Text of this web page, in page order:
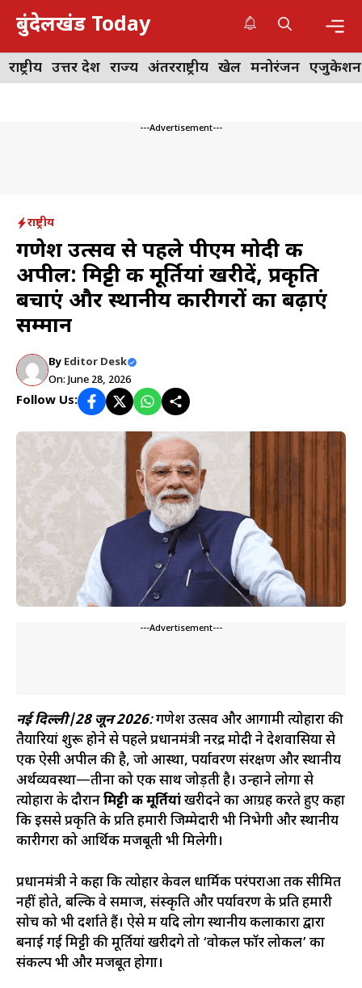
Skip
content
बुंदेलखंड Today
राष्ट्रीय उत्तर प्रदेश राज्य अंतरराष्ट्रीय खेल मनोरंजन एजुकेशन
---Advertisement---
राष्ट्रीय
गणेश उत्सव से पहले पीएम मोदी की
अपील: मिट्टी की मूर्तियां खरीदें, प्रकृति
बचाएं और स्थानीय कारीगरों का बढ़ाएं
सम्मान
By Editor Desk
On: June 28, 2026
Follow Us:
---Advertisement---
नई दिल्ली|28 जून 2026:गणेश उत्सव और आगामी त्योहारों की
तैयारियां शुरू होने से पहले प्रधानमंत्री नरेंद्र मोदी ने देशवासियों से
एक ऐसी अपील की है, जो आस्था, पर्यावरण संरक्षण और स्थानीय
अर्थव्यवस्था—तीनों को एक साथ जोड़ती है। उन्होंने लोगों से
त्योहारों के दौरानमिट्टी की मूर्तियांखरीदने का आग्रह करते हुए कहा
कि इससे प्रकृति के प्रति हमारी जिम्मेदारी भी निभेगी और स्थानीय
कारीगरों को आर्थिक मजबूती भी मिलेगी।
प्रधानमंत्री ने कहा कि त्योहार केवल धार्मिक परंपराओं तक सीमित
नहीं होते, बल्कि वे समाज, संस्कृति और पर्यावरण के प्रति हमारी
सोच को भी दर्शाते हैं। ऐसे में यदि लोग स्थानीय कलाकारों द्वारा
बनाई गई मिट्टी की मूर्तियां खरीदेंगे तो ‘वोकल फॉर लोकल’ का
संकल्प भी और मजबूत होगा।